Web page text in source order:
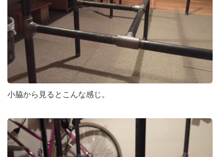
小脇から見るとこんな感じ。